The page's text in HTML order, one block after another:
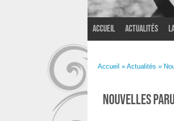
Accueil Actualités
Accueil » Actualités »
Nouvelles